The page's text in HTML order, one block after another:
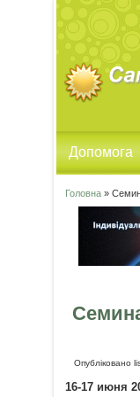
Ви є тут
Головна»
Опубліковано
16-17 июня